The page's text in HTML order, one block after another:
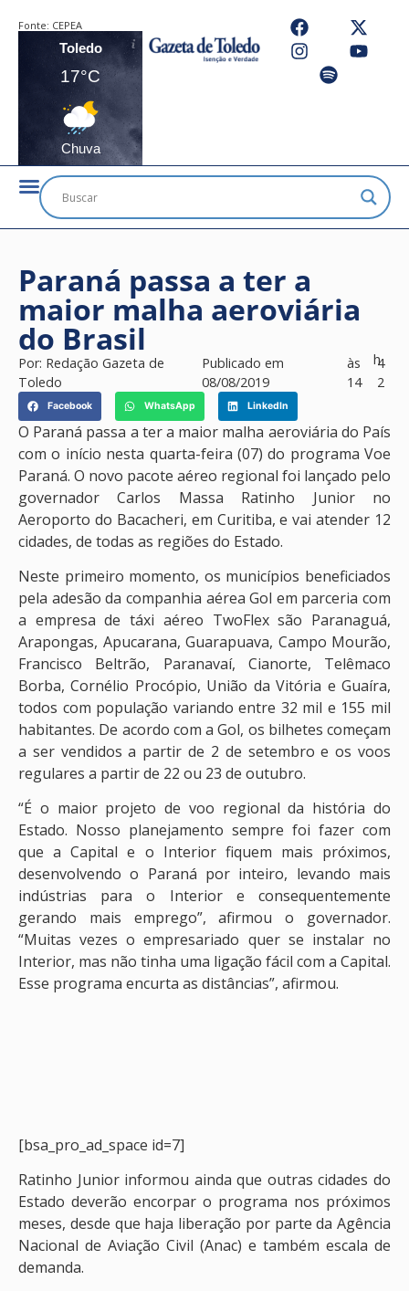
Fonte: CEPEA
Toledo
17°C
Chuva
Paraná passa a ter a
maior malha aeroviária
do Brasil
Por: Redação Gazeta de
Toledo
Publicado em
08/08/2019
às
14
h4
2
Facebook WhatsApp LinkedIn
O Paraná passa a ter a maior malha aeroviária do País
com o início nesta quarta-feira (07) do programa Voe
Paraná. O novo pacote aéreo regional foi lançado pelo
governador Carlos Massa Ratinho Junior no
Aeroporto do Bacacheri, em Curitiba, e vai atender 12
cidades, de todas as regiões do Estado.
Neste primeiro momento, os municípios beneficiados
pela adesão da companhia aérea Gol em parceria com
a empresa de táxi aéreo TwoFlex são Paranaguá,
Arapongas, Apucarana, Guarapuava, Campo Mourão,
Francisco Beltrão, Paranavaí, Cianorte, Telêmaco
Borba, Cornélio Procópio, União da Vitória e Guaíra,
todos com população variando entre 32 mil e 155 mil
habitantes. De acordo com a Gol, os bilhetes começam
a ser vendidos a partir de 2 de setembro e os voos
regulares a partir de 22 ou 23 de outubro.
“É o maior projeto de voo regional da história do
Estado. Nosso planejamento sempre foi fazer com
que a Capital e o Interior fiquem mais próximos,
desenvolvendo o Paraná por inteiro, levando mais
indústrias para o Interior e consequentemente
gerando mais emprego”, afirmou o governador.
“Muitas vezes o empresariado quer se instalar no
Interior, mas não tinha uma ligação fácil com a Capital.
Esse programa encurta as distâncias”, afirmou.
[bsa_pro_ad_space id=7]
Ratinho Junior informou ainda que outras cidades do
Estado deverão encorpar o programa nos próximos
meses, desde que haja liberação por parte da Agência
Nacional de Aviação Civil (Anac) e também escala de
demanda.